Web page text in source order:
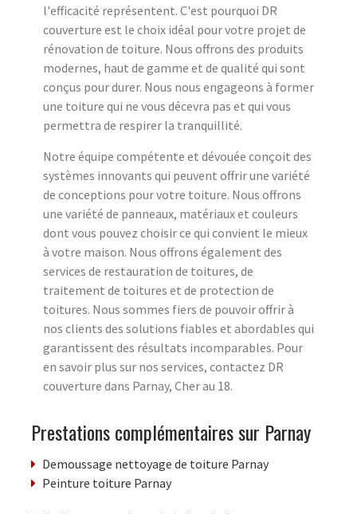
l'efficacité représentent. C'est pourquoi DR
couverture est le choix idéal pour votre projet de
rénovation de toiture. Nous offrons des produits
modernes, haut de gamme et de qualité qui sont
conçus pour durer. Nous nous engageons à former
une toiture qui ne vous décevra pas et qui vous
permettra de respirer la tranquillité.
Notre équipe compétente et dévouée conçoit des
systèmes innovants qui peuvent offrir une variété
de conceptions pour votre toiture. Nous offrons
une variété de panneaux, matériaux et couleurs
dont vous pouvez choisir ce qui convient le mieux
à votre maison. Nous offrons également des
services de restauration de toitures, de
traitement de toitures et de protection de
toitures. Nous sommes fiers de pouvoir offrir à
nos clients des solutions fiables et abordables qui
garantissent des résultats incomparables. Pour
en savoir plus sur nos services, contactez DR
couverture dans Parnay, Cher au 18.
Prestations complémentaires sur Parnay
Demoussage nettoyage de toiture Parnay
Peinture toiture Parnay